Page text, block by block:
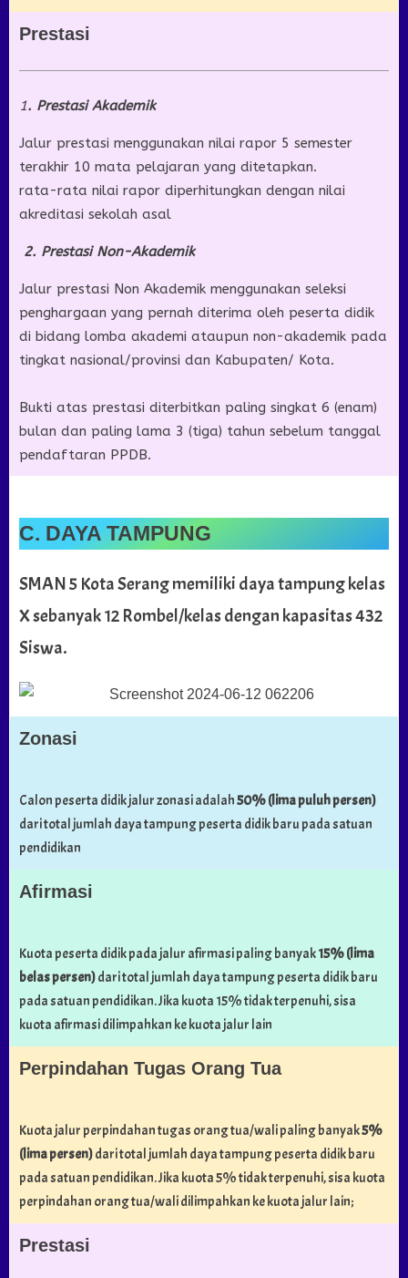
Prestasi
1. Prestasi Akademik
Jalur prestasi menggunakan nilai rapor 5 semester
terakhir 10 mata pelajaran yang ditetapkan.
rata-rata nilai rapor diperhitungkan dengan nilai
akreditasi sekolah asal
2. Prestasi Non-Akademik
Jalur prestasi Non Akademik menggunakan seleksi
penghargaan yang pernah diterima oleh peserta didik
di bidang lomba akademi ataupun non-akademik pada
tingkat nasional/provinsi dan Kabupaten/ Kota.
Bukti atas prestasi diterbitkan paling singkat 6 (enam)
bulan dan paling lama 3 (tiga) tahun sebelum tanggal
pendaftaran PPDB.
C. DAYA TAMPUNG
SMAN 5 Kota Serang memiliki daya tampung kelas
X sebanyak 12 Rombel/kelas dengan kapasitas 432
Siswa.
Zonasi
Calon peserta didik jalur zonasi adalah50% (lima puluh persen)
dari total jumlah daya tampung peserta didik baru pada satuan
pendidikan
Afirmasi
Kuota peserta didik pada jalur afirmasi paling banyak15% (lima
belas persen)dari total jumlah daya tampung peserta didik baru
pada satuan pendidikan. Jika kuota 15% tidak terpenuhi, sisa
kuota afirmasi dilimpahkan ke kuota jalur lain
Perpindahan Tugas Orang Tua
Kuota jalur perpindahan tugas orang tua/wali paling banyak5%
(lima persen)dari total jumlah daya tampung peserta didik baru
pada satuan pendidikan. Jika kuota 5% tidak terpenuhi, sisa kuota
perpindahan orang tua/wali dilimpahkan ke kuota jalur lain;
Prestasi